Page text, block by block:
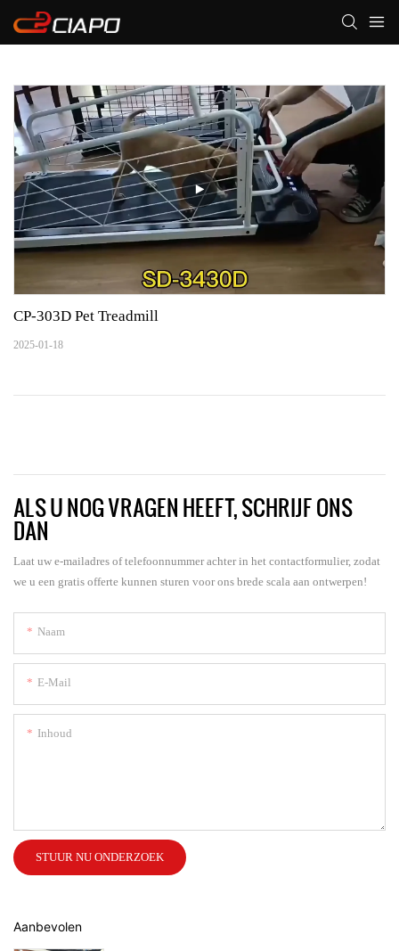
CP-303D Pet Treadmill
2025-01-18
ALS U NOG VRAGEN HEEFT, SCHRIJF ONS
DAN
Laat uw e-mailadres of telefoonnummer achter in het contactformulier, zodat
we u een gratis offerte kunnen sturen voor ons brede scala aan ontwerpen!
Naam
E-Mail
Inhoud
STUUR NU ONDERZOEK
Aanbevolen